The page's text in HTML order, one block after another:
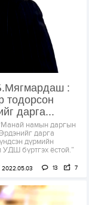
:
тодорсон
дарга...
намын даргын
дарга
дүрмийн
УДШ бүртгэх ёстой.”
2022.05.03 13 7